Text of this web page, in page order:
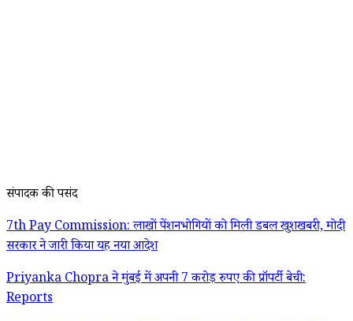
संपादक की पसंद
7th Pay Commission: लाखों पेंशनभोगियों को मिली डबल खुशखबरी, मोदी
सरकार ने जारी किया यह नया आदेश
Priyanka Chopra ने मुंबई में अपनी 7 करोड़ रुपए की प्रॉपर्टी बेची:
Reports